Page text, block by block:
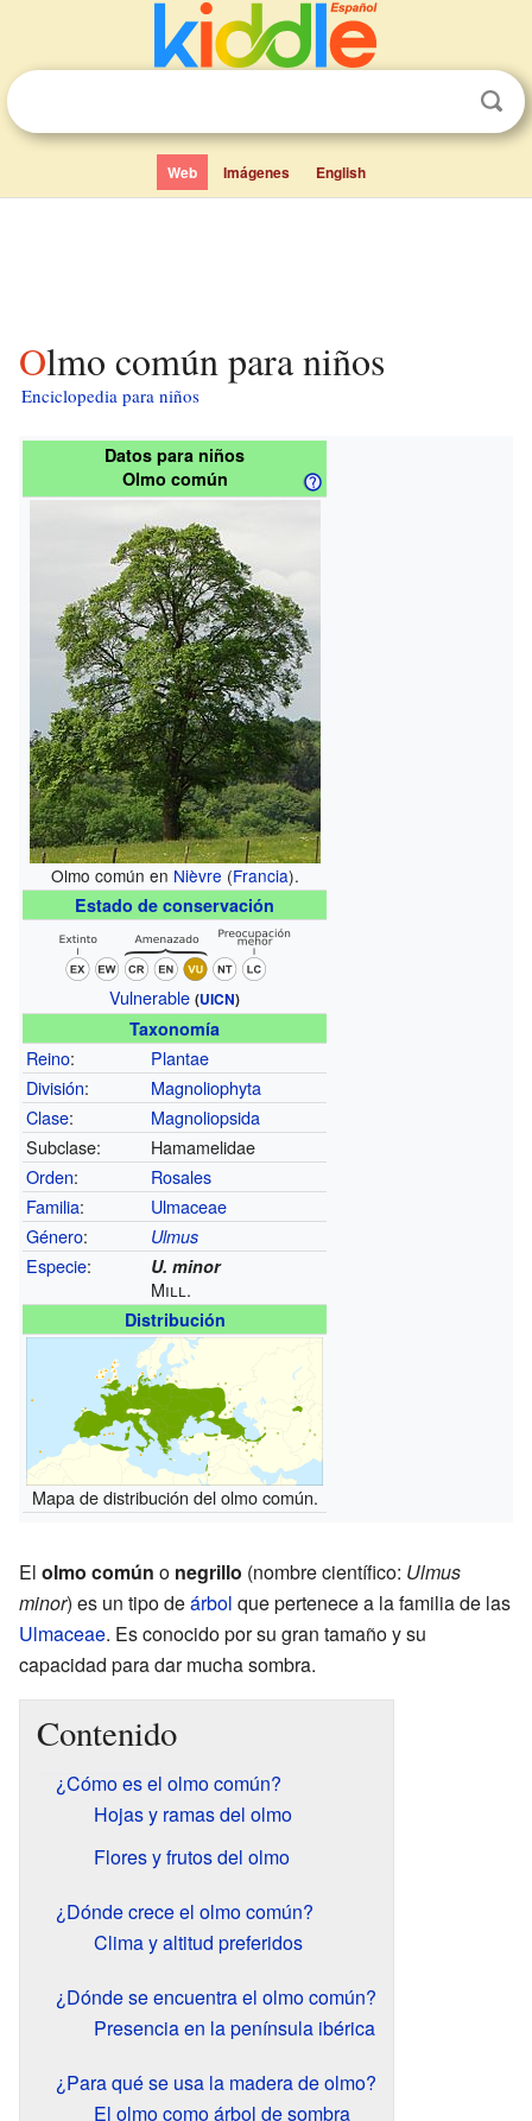
Web Imágenes English
Olmo común para niños
Enciclopedia para niños
Datos para niños
Olmo común
Olmo común en Nièvre (Francia).
Estado de conservación
Vulnerable (UICN)
Taxonomía
Reino:
Plantae
División:
Magnoliophyta
Clase:
Magnoliopsida
Subclase:
Hamamelidae
Orden:
Rosales
Familia:
Ulmaceae
Género: Ulmus
Especie: U. minor
Mill.
Distribución
Mapa de distribución del olmo común.
El olmo común o negrillo (nombre científico: Ulmus
minor) es un tipo deárbol que pertenece a la familia de las
Ulmaceae. Es conocido por su gran tamaño y su
capacidad para dar mucha sombra.
Contenido
¿Cómo es el olmo común?
Hojas y ramas del olmo
Flores y frutos del olmo
¿Dónde crece el olmo común?
Clima y altitud preferidos
¿Dónde se encuentra el olmo común?
Presencia en la península ibérica
¿Para qué se usa la madera de olmo?
El olmo como árbol de sombra